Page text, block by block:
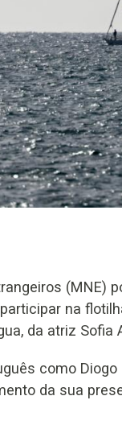
(MNE)
na
da atriz
como
da sua